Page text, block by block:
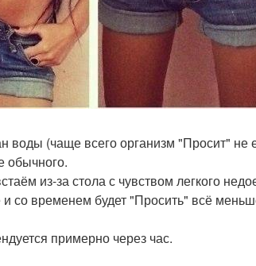
воды (чаще всего организм "Просит" не
обычного.
из-за стола с чувством легкого
со временем будет "Просить" всё
примерно через час.